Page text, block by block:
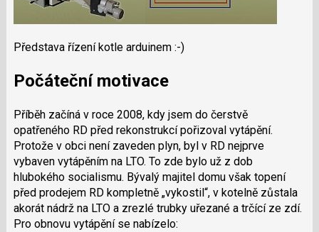
Představa řízení kotle arduinem :-)
Počáteční motivace
Příběh začíná v roce 2008, kdy jsem do čerstvě
opatřeného RD před rekonstrukcí pořizoval vytápění.
Protože v obci není zaveden plyn, byl v RD nejprve
vybaven vytápěním na LTO. To zde bylo už z dob
hlubokého socialismu. Bývalý majitel domu však topení
před prodejem RD kompletně „vykostil“, v kotelně zůstala
akorát nádrž na LTO a zrezlé trubky uřezané a trčící ze zdí.
Pro obnovu vytápění se nabízelo: